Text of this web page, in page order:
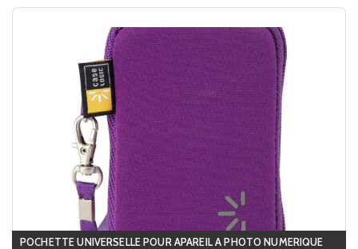
POCHETTE UNIVERSELLE POUR APAREIL A PHOTO NUMERIQUE